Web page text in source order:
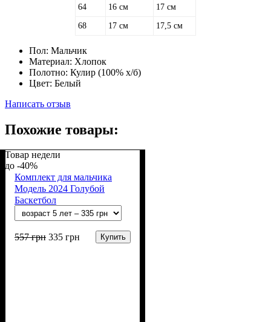
64 16 см 17 см
68 17 см 17,5 см
Пол: Мальчик
Материал: Хлопок
Полотно: Кулир (100% х/б)
Цвет: Белый
Написать отзыв
Похожие товары:
Товар недели
-40%
Комплект для мальчика
Модель 2024 Голубой
Баскетбол
557грн 335 грн Купить